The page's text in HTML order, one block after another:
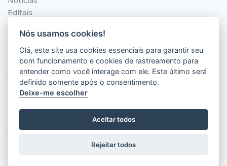
Editais
Localização
Hospital Universitário Onofre Lopes - HUOL
Av. Nilo Peçanha, 620 - Petrópolis
Natal - RN, 59012-300
2026 © LAIS (HUOL). Todos os direitos
Nós usamos cookies!
Olá, este site usa cookies essenciais para garantir seu
bom funcionamento e cookies de rastreamento para
entender como você interage com ele. Este último será
definido somente após o consentimento.
Deixe-me escolher
Aceitar todos
Rejeitar todos